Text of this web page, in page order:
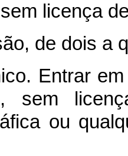
licença
de dois a
Entrar
sem
ou